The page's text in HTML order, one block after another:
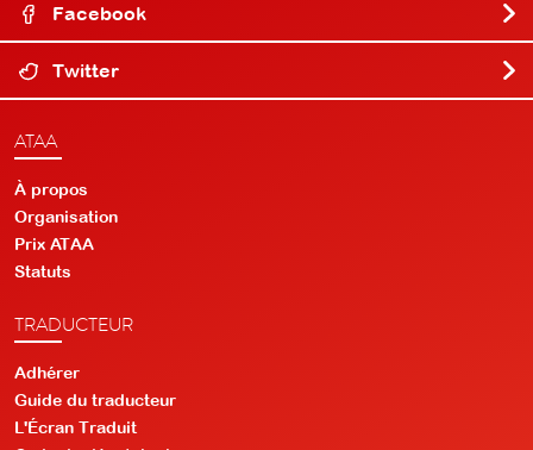
Facebook
Twitter
ATAA
À propos
Organisation
Prix ATAA
Statuts
TRADUCTEUR
Adhérer
Guide du traducteur
L'Écran Traduit